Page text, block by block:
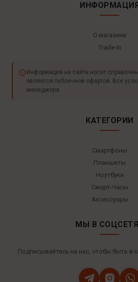
О магазине
Trade-In
Информация на сайте носит
является публичной офертой. Все
менеджера.
КАТЕГОРИИ
Смартфоны
Планшеты
Ноутбуки
Смарт-Часы
Аксессуары
МЫ В
Подписывайтесь на нас, чтобы быть в